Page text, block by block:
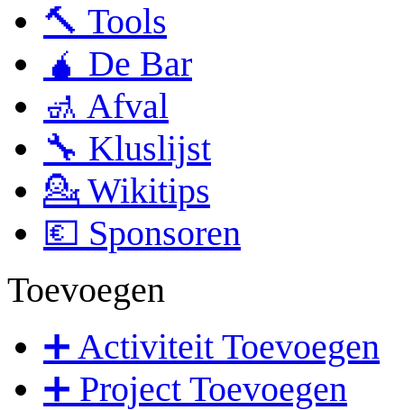
🔨 Tools
🧉 De Bar
🚮 Afval
🔧 Kluslijst
💁 Wikitips
💶 Sponsoren
Toevoegen
➕ Activiteit Toevoegen
➕ Project Toevoegen